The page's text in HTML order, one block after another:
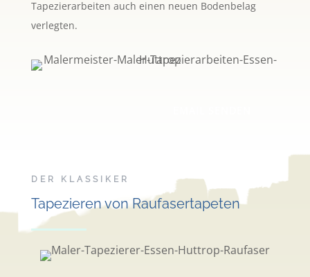
Tapezierarbeiten auch einen neuen Bodenbelag
verlegten.
DER KLASSIKER
Tapezieren von Raufasertapeten